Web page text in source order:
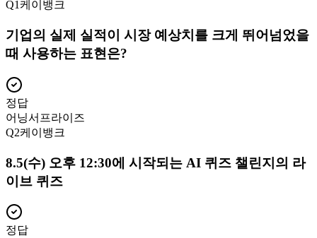
Q1케이뱅크
기업의 실제 실적이 시장 예상치를 크게 뛰어넘었을
때 사용하는 표현은?
정답
어닝서프라이즈
Q2케이뱅크
8.5(수) 오후 12:30에 시작되는 AI 퀴즈 챌린지의 라
이브 퀴즈
정답